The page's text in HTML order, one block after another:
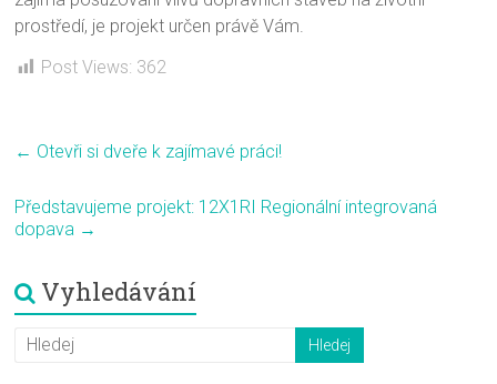
prostředí, je projekt určen právě Vám.
Post Views: 362
← Otevři si dveře k zajímavé práci!
Představujeme projekt: 12X1RI Regionální integrovaná
dopava →
Vyhledávání